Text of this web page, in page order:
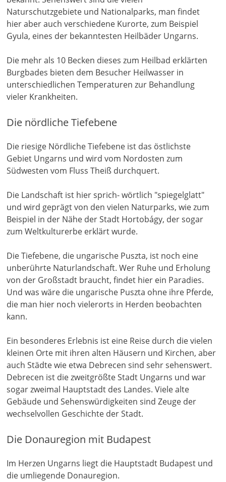
Naturschutzgebiete und Nationalparks, man findet
hier aber auch verschiedene Kurorte, zum Beispiel
Gyula, eines der bekanntesten Heilbäder Ungarns.
Die mehr als 10 Becken dieses zum Heilbad erklärten
Burgbades bieten dem Besucher Heilwasser in
unterschiedlichen Temperaturen zur Behandlung
vieler Krankheiten.
Die nördliche Tiefebene
Die riesige Nördliche Tiefebene ist das östlichste
Gebiet Ungarns und wird vom Nordosten zum
Südwesten vom Fluss Theiß durchquert.
Die Landschaft ist hier sprich- wörtlich "spiegelglatt"
und wird geprägt von den vielen Naturparks, wie zum
Beispiel in der Nähe der Stadt Hortobágy, der sogar
zum Weltkulturerbe erklärt wurde.
Die Tiefebene, die ungarische Puszta, ist noch eine
unberührte Naturlandschaft. Wer Ruhe und Erholung
von der Großstadt braucht, findet hier ein Paradies.
Und was wäre die ungarische Puszta ohne ihre Pferde,
die man hier noch vielerorts in Herden beobachten
kann.
Ein besonderes Erlebnis ist eine Reise durch die vielen
kleinen Orte mit ihren alten Häusern und Kirchen, aber
auch Städte wie etwa Debrecen sind sehr sehenswert.
Debrecen ist die zweitgrößte Stadt Ungarns und war
sogar zweimal Hauptstadt des Landes. Viele alte
Gebäude und Sehenswürdigkeiten sind Zeuge der
wechselvollen Geschichte der Stadt.
Die Donauregion mit Budapest
Im Herzen Ungarns liegt die Hauptstadt Budapest und
die umliegende Donauregion.